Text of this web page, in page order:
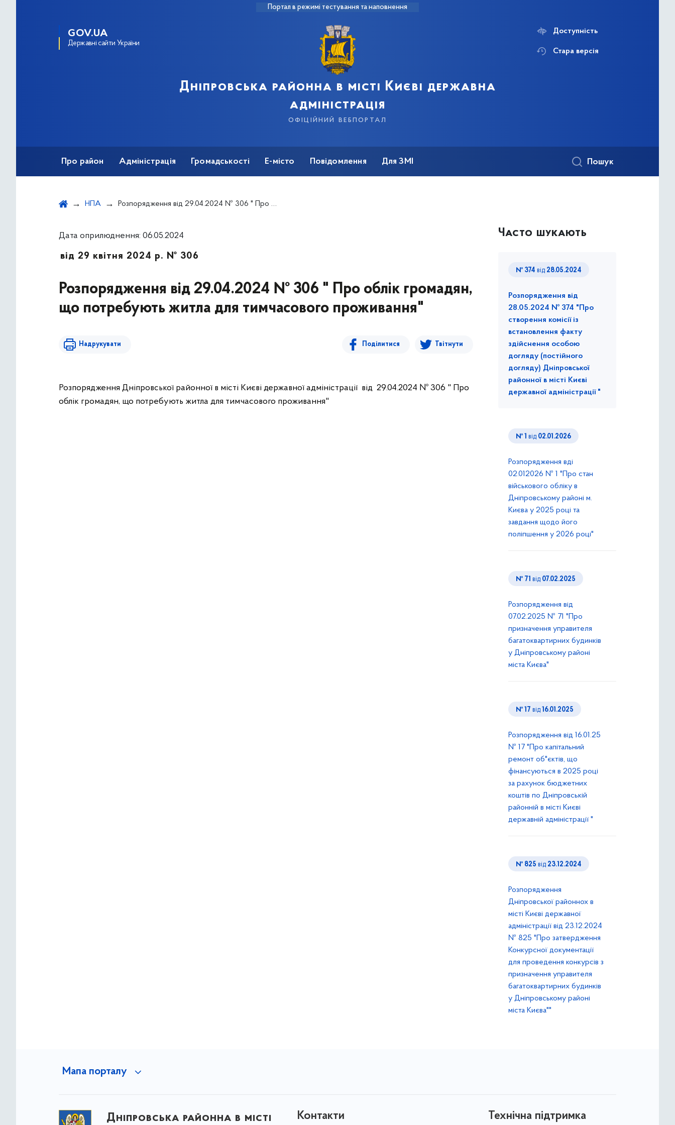
Портал в режимі тестування та наповнення
GOV.UA
Державні сайти України
Дніпровська районна в місті Києві державна
адміністрація
офіційний вебпортал
Доступність
Стара версія
Про район Адміністрація Громадськості Е-місто Повідомлення Для ЗМІ Пошук
НПА Розпорядження від 29.04.2024 № 306 " Про облік громадян, що потребують житла для тимчасового проживання"
Дата оприлюднення: 06.05.2024
від 29 квітня 2024 р. № 306
Розпорядження від 29.04.2024 № 306 " Про облік громадян,
що потребують житла для тимчасового проживання"
Надрукувати Поділитися Твітнути
Розпорядження Дніпровської районної в місті Києві державної адміністрації від 29.04.2024 № 306 " Про
облік громадян, що потребують житла для тимчасового проживання"
Часто шукають
№ 374 від 28.05.2024
Розпорядження від
28.05.2024 № 374 "Про
створення комісії із
встановлення факту
здійснення особою
догляду (постійного
догляду) Дніпровської
районної в місті Києві
державної адміністрації "
№ 1 від 02.01.2026
Розпорядження вді
02.012026 № 1 "Про стан
військового обліку в
Дніпровському районі м.
Києва у 2025 році та
завдання щодо його
поліпшення у 2026 році"
№ 71 від 07.02.2025
Розпорядження від
07.02.2025 № 71 "Про
призначення управителя
багатоквартирних будинків
у Дніпровському районі
міста Києва"
№ 17 від 16.01.2025
Розпорядження від 16.01.25
№ 17 "Про капітальний
ремонт об"єктів, що
фінансуються в 2025 році
за рахунок бюджетних
коштів по Дніпровській
районній в місті Києві
державній адміністрації "
№ 825 від 23.12.2024
Розпорядження
Дніпровської районнох в
місті Києві державної
адміністрації від 23.12.2024
№ 825 "Про затвердження
Конкурсної документації
для проведення конкурсів з
призначення управителя
багатоквартирних будинків
у Дніпровському районі
міста Києва""
Мапа порталу
Дніпровська районна в місті Контакти Технічна підтримка